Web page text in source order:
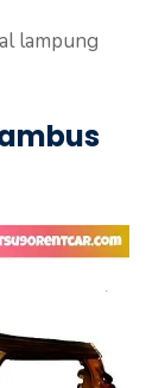
lampung